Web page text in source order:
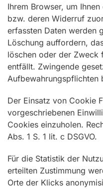
Ihrem Browser, um
bzw. deren Widerruf
erfassten Daten werden
Löschung auffordern,
löschen oder der Zweck
entfällt. Zwingende
Aufbewahrungspflichten
Der Einsatz von Cookie
vorgeschriebenen
Cookies einzuholen.
Abs. 1 S. 1 lit. c DSGVO.
Für die Statistik der
erteilten Zustimmung
Orte der Klicks